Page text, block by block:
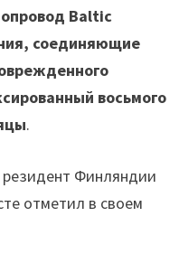
Baltic
соединяющие
восьмого
.
резидент Финляндии
отметил в своем